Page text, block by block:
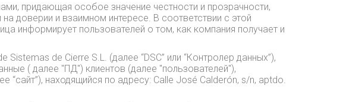
придающая особое значение честности и прозрачности,
доверии и взаимном интересе. В соответствии с этой
информирует пользователей о том, как компания получает и
de Cierre S.L. (далее “DSC” или “Контролер данных”),
( далее "ПД") клиентов (далее "пользователей"),
находящийся по адресу: Calle José Calderón, s/n, aptdo.